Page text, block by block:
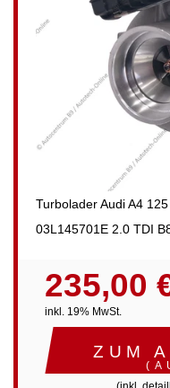
Turbolader Audi A4
03L145701E 2.0 TDI
235,00
inkl. 19% MwSt.
ZUM